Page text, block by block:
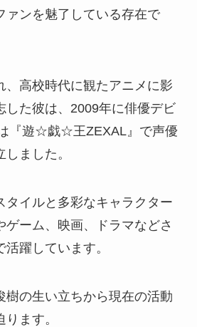
ァンを魅了している存在で
、高校時代に観たアニメに影
した彼は、2009年に俳優デビ
『遊☆戯☆王ZEXAL』で声優
ました。
タイルと多彩なキャラクター
ゲーム、映画、ドラマなどさ
躍しています。
樹の生い立ちから現在の活動
ます。